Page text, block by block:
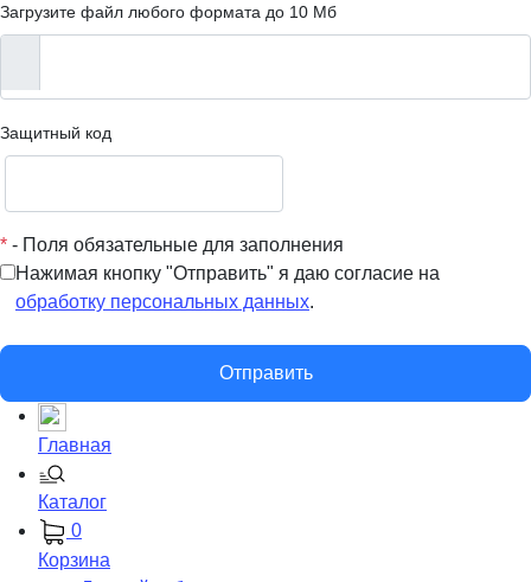
Загрузите файл любого формата до 10 Мб
Защитный код
* - Поля обязательные для заполнения
Нажимая кнопку "Отправить" я даю согласие на
обработку персональных данных.
Отправить
Главная
Каталог
0
Корзина